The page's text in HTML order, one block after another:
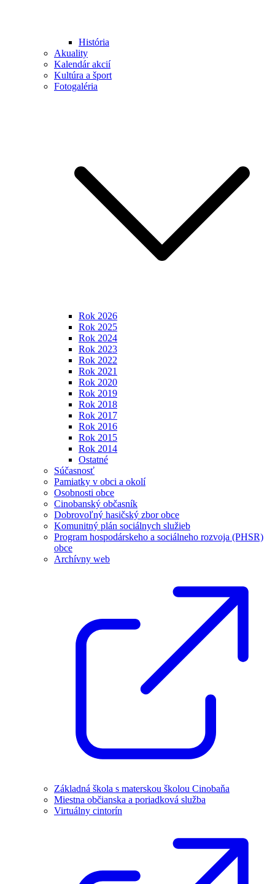
História
Akuality
Kalendár akcií
Kultúra a šport
Fotogaléria
Rok 2026
Rok 2025
Rok 2024
Rok 2023
Rok 2022
Rok 2021
Rok 2020
Rok 2019
Rok 2018
Rok 2017
Rok 2016
Rok 2015
Rok 2014
Ostatné
Súčasnosť
Pamiatky v obci a okolí
Osobnosti obce
Cinobanský občasník
Dobrovoľný hasičský zbor obce
Komunitný plán sociálnych služieb
Program hospodárskeho a sociálneho rozvoja (PHSR)
obce
Archívny web
Základná škola s materskou školou Cinobaňa
Miestna občianska a poriadková služba
Virtuálny cintorín